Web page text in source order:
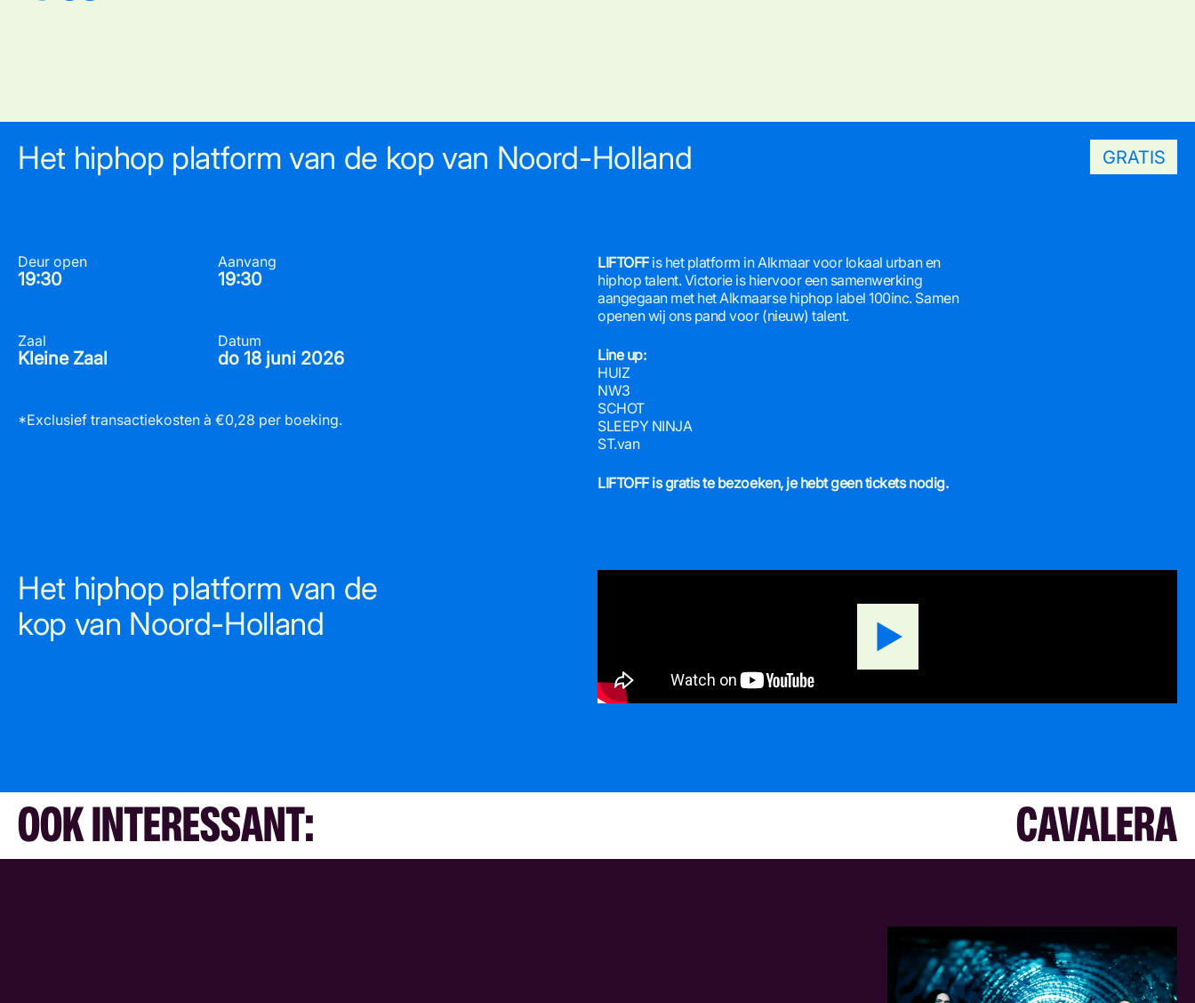
Het hiphop platform van de kop van Noord-Holland GRATIS
Deur open
19:30
Aanvang
19:30
Zaal
Kleine Zaal
Datum
do 18 juni 2026
*Exclusief transactiekosten à €0,28 per boeking.
LIFTOFFis het platform in Alkmaar voor lokaal urban en
hiphop talent. Victorie is hiervoor een samenwerking
aangegaan met het Alkmaarse hiphop label 100inc. Samen
openen wij ons pand voor (nieuw) talent.
Line up:
HUIZ
NW3
SCHOT
SLEEPY NINJA
ST.van
LIFTOFF is gratis te bezoeken, je hebt geen tickets nodig.
Het hiphop platform van de
kop van Noord-Holland
OOK INTERESSANT: CAVALERA